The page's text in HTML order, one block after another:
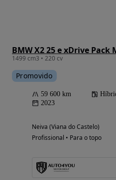
BMW X2 25 e xDrive Pack
1499 cm3 • 220 cv
Promovido
59 600 km
2023
Neiva (Viana do Castelo)
Profissional • Para o topo